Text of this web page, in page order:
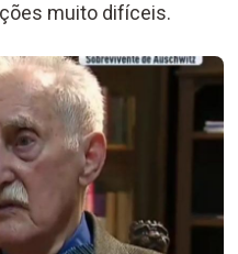
muito difíceis.